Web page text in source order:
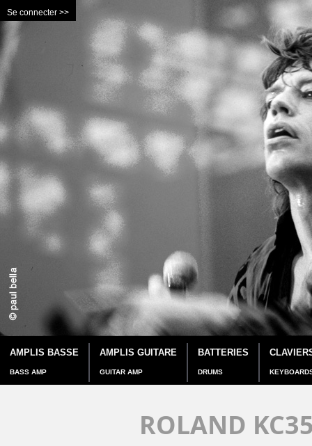
Se connecter >>
AMPLIS BASSE
BASS AMP
AMPLIS GUITARE
GUITAR AMP
BATTERIES
DRUMS
ROLAND